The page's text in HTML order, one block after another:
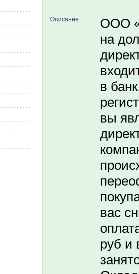
Описание
ООО
на
в
вы
вас
руб и